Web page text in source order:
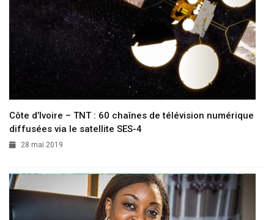
Côte d’Ivoire – TNT : 60 chaînes de télévision numérique
diffusées via le satellite SES-4
28 mai 2019